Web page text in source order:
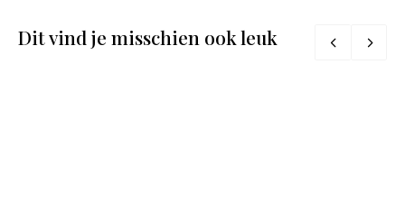
Dit vind je misschien ook leuk